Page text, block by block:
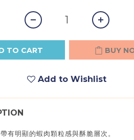
TO CART BUY
Add to Wishlist
有明顯的蝦肉顆粒感與酥脆層次。